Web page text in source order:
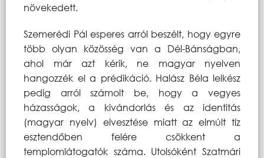
növekedett.
Szemerédi Pál esperes arról beszélt, hogy egyre
több olyan közösség van a Dél-Bánságban,
ahol már azt kérik, ne magyar nyelven
hangozzék el a prédikáció. Halász Béla lelkész
pedig arról számolt be, hogy a vegyes
házasságok, a kivándorlás és az identitás
(magyar nyelv) elvesztése miatt az elmúlt tíz
esztendőben felére csökkent a
templomlátogatók száma. Utolsóként Szatmári